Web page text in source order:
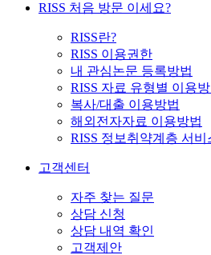
RISS 처음 방문 이세요?
RISS란?
RISS 이용권한
내 관심논문 등록방법
RISS 자료 유형별 이용
복사/대출 이용방법
해외전자자료 이용방법
RISS 정보취약계층 서비
고객센터
자주 찾는 질문
상담 신청
상담 내역 확인
고객제안